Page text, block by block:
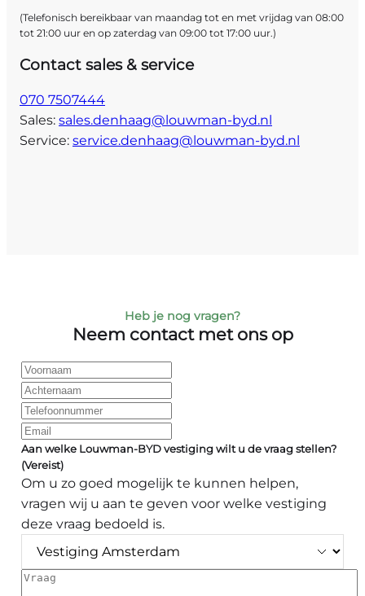
(Telefonisch bereikbaar van maandag tot en met vrijdag van 08:00
tot 21:00 uur en op zaterdag van 09:00 tot 17:00 uur.)
Contact sales & service
070 7507444
Sales: sales.denhaag@louwman-byd.nl
Service: service.denhaag@louwman-byd.nl
Heb je nog vragen?
Neem contact met ons op
Voornaam(Vereist)
Achternaam(Vereist)
Telefoonnummer
E-mail(Vereist)
Aan welke Louwman-BYD vestiging wilt u de vraag stellen?
(Vereist)
Om u zo goed mogelijk te kunnen helpen,
vragen wij u aan te geven voor welke vestiging
deze vraag bedoeld is.
Vraag